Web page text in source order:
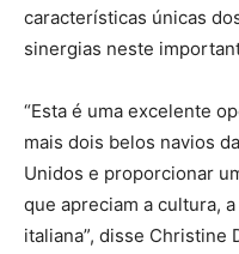
características únicas
sinergias neste
“Esta é uma excelente
mais dois belos navios
Unidos e proporcionar
que apreciam a cultura,
italiana”, disse Christine